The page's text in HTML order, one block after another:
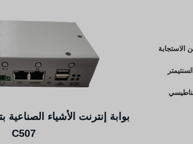
بوابة إنترنت الأشياء
C507